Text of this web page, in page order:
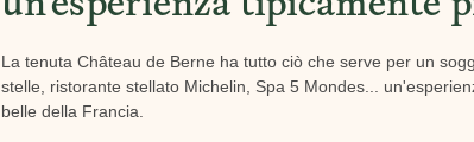
un'esperienza tipicamente
La tenuta Château de Berne ha tutto ciò che serve per un
stelle, ristorante stellato Michelin, Spa 5 Mondes...
belle della Francia.